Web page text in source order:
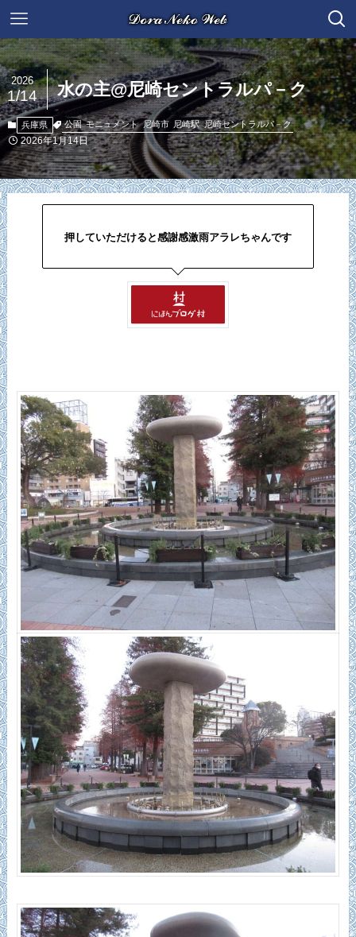
水の主@尼崎セントラルパ－ク
2026
1/14
兵庫県 公園 モニュメント 尼崎市 尼崎駅 尼崎セントラルパ－ク
2026年1月14日
押していただけると感謝感激雨アラレちゃんです